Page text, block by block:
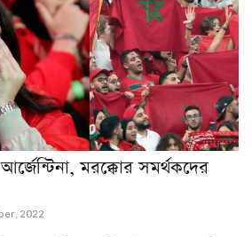
মরক্কোর সমর্থকদের
2022